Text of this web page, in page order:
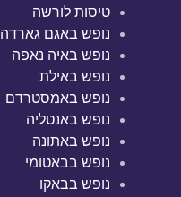
טיסות לורשה
נופש באגם גארדה
נופש באיה נאפה
נופש באילת
נופש באמסטרדם
נופש באנטליה
נופש באתונה
נופש בבאטומי
נופש בבאקו